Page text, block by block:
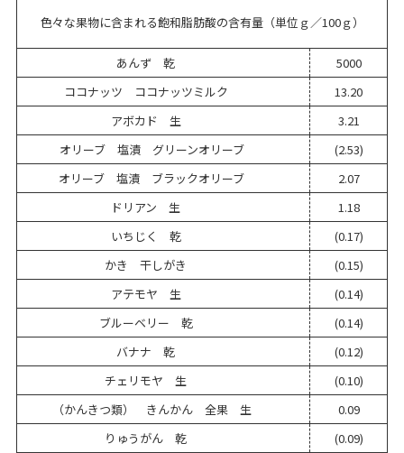
色々な果物に含まれる飽和脂肪酸の含有量（単位ｇ／100ｇ）
あんず 乾
5000
ココナッツ ココナッツミルク
13.20
アボカド 生
3.21
オリーブ 塩漬 グリーンオリーブ
(2.53)
オリーブ 塩漬 ブラックオリーブ
2.07
ドリアン 生
1.18
いちじく 乾
(0.17)
かき 干しがき
(0.15)
アテモヤ 生
(0.14)
ブルーベリー 乾
(0.14)
バナナ 乾
(0.12)
チェリモヤ 生
(0.10)
（かんきつ類） きんかん 全果 生
0.09
りゅうがん 乾
(0.09)